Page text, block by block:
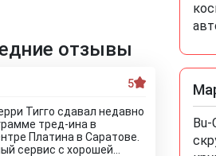
отзывы
5
Тигго сдавал недавно
тред-ина в
Платина в Саратове.
сервис с хорошей